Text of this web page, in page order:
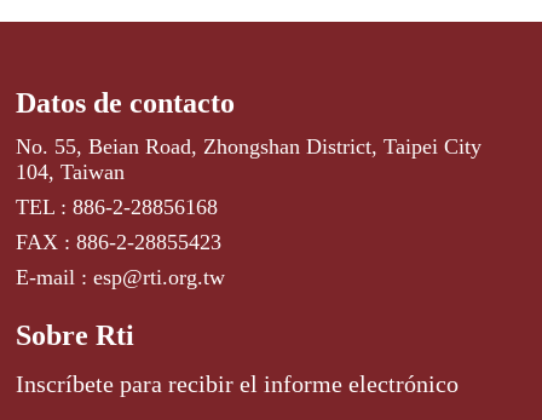
Datos de contacto
No. 55, Beian Road, Zhongshan District, Taipei City
104, Taiwan
TEL : 886-2-28856168
FAX : 886-2-28855423
E-mail : esp@rti.org.tw
Sobre Rti
Inscríbete para recibir el informe electrónico